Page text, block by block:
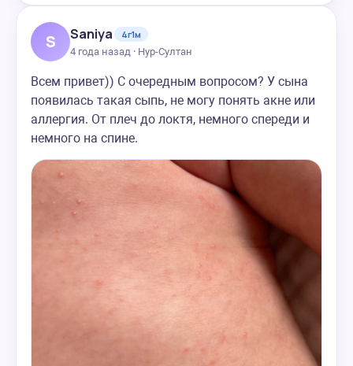
S Saniya
4г1м
4 года назад · Нур-Султан
Всем привет)) С очередным вопросом? У сына
появилась такая сыпь, не могу понять акне или
аллергия. От плеч до локтя, немного спереди и
немного на спине.